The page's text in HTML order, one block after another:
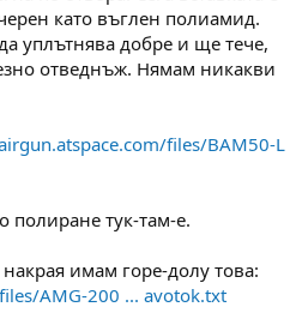
като въглен полиамид.
уплътнява добре и ще тече,
отведнъж. Нямам никакви
files/BAM50-L
полиране тук-там-е.
имам горе-долу това:
AMG-200 ... avotok.txt